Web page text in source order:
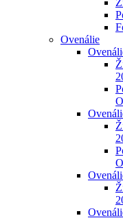
Ovenálie